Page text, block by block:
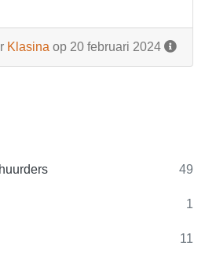
49
1
11
Klasina op 20 februari 2024